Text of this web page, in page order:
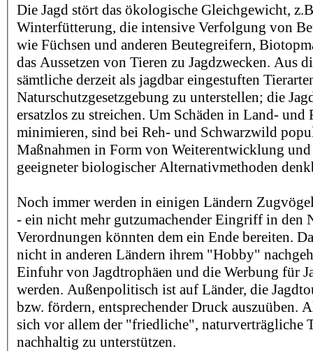
Die Jagd stört das ökologische Gleichgewicht,
Winterfütterung, die intensive Verfolgung von
wie Füchsen und anderen Beutegreifern,
das Aussetzen von Tieren zu Jagdzwecken. Aus
sämtliche derzeit als jagdbar eingestuften
Naturschutzgesetzgebung zu unterstellen; die
ersatzlos zu streichen. Um Schäden in Land-
minimieren, sind bei Reh- und Schwarzwild
Maßnahmen in Form von Weiterentwicklung
geeigneter biologischer Alternativmethoden
Noch immer werden in einigen Ländern
- ein nicht mehr gutzumachender Eingriff in den
Verordnungen könnten dem ein Ende bereiten.
nicht in anderen Ländern ihrem "Hobby"
Einfuhr von Jagdtrophäen und die Werbung für
werden. Außenpolitisch ist auf Länder, die
bzw. fördern, entsprechender Druck auszuüben.
sich vor allem der "friedliche", naturverträgliche
nachhaltig zu unterstützen.